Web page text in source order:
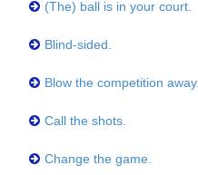
(The) ball is in your court.
Blind-sided.
Blow the competition away.
Call the shots.
Change the game.